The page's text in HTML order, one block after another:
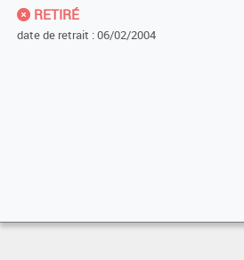
RETIRÉ
date de retrait : 06/02/2004